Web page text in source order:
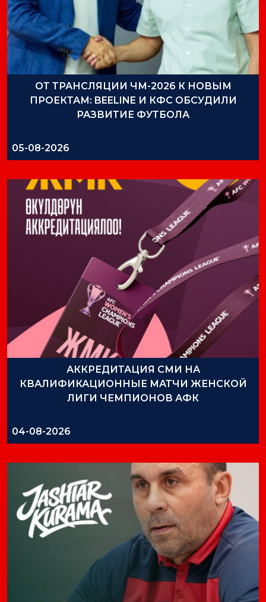
ОТ ТРАНСЛЯЦИИ ЧМ-2026 К НОВЫМ
ПРОЕКТАМ: BEELINE И КФС ОБСУДИЛИ
РАЗВИТИЕ ФУТБОЛА
05-08-2026
АККРЕДИТАЦИЯ СМИ НА
КВАЛИФИКАЦИОННЫЕ МАТЧИ ЖЕНСКОЙ
ЛИГИ ЧЕМПИОНОВ АФК
04-08-2026